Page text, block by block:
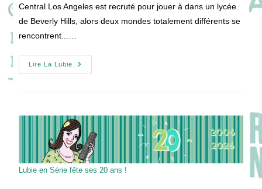
Central Los Angeles est recruté pour jouer à dans un lycée
de Beverly Hills, alors deux mondes totalement différents se
rencontrent...…
Lire La Lubie
[PILOTE]
All
Lubie en Série fête ses 20 ans !